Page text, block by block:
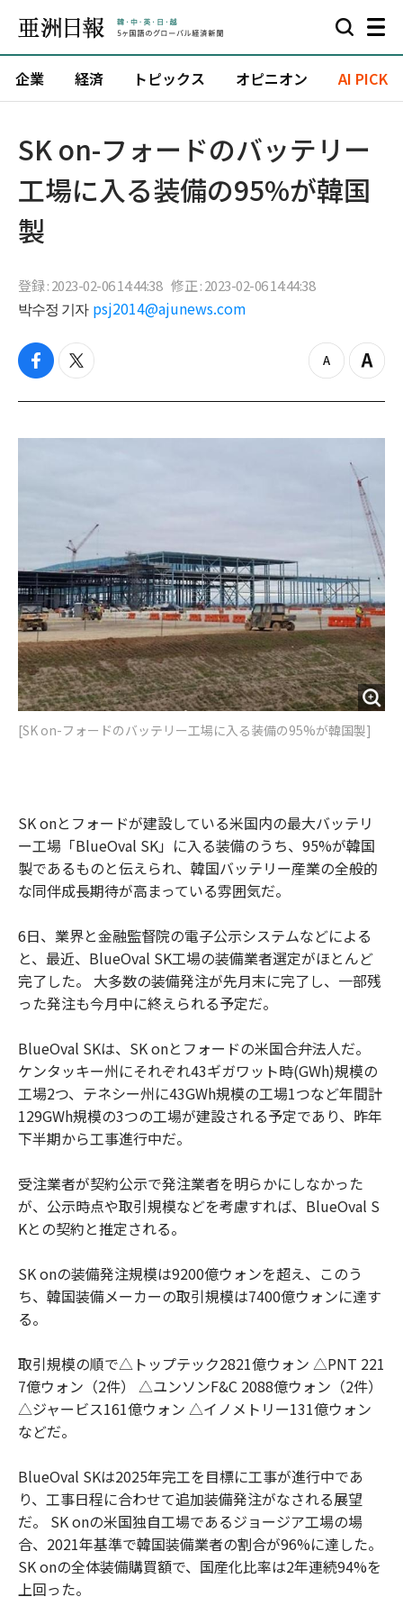
企業 経済 トピックス オピニオン AI PICK
SK on-フォードのバッテリー
工場に入る装備の95%が韓国
製
登録 : 2023-02-06 14:44:38 修正 : 2023-02-06 14:44:38
박수정 기자 psj2014@ajunews.com
f
c
b
t
i
t
z
o
o
Z
o
i
[SK on-フォードのバッテリー工場に入る装備の95%が韓国製]
SK onとフォードが建設している米国内の最大バッテリ
ー工場「BlueOval SK」に入る装備のうち、95%が韓国
製であるものと伝えられ、韓国バッテリー産業の全般的
な同伴成長期待が高まっている雰囲気だ。
6日、業界と金融監督院の電子公示システムなどによる
と、最近、BlueOval SK工場の装備業者選定がほとんど
完了した。 大多数の装備発注が先月末に完了し、一部残
った発注も今月中に終えられる予定だ。
BlueOval SKは、SK onとフォードの米国合弁法人だ。
ケンタッキー州にそれぞれ43ギガワット時(GWh)規模の
工場2つ、テネシー州に43GWh規模の工場1つなど年間計
129GWh規模の3つの工場が建設される予定であり、昨年
下半期から工事進行中だ。
受注業者が契約公示で発注業者を明らかにしなかった
が、公示時点や取引規模などを考慮すれば、BlueOval S
Kとの契約と推定される。
SK onの装備発注規模は9200億ウォンを超え、このう
ち、韓国装備メーカーの取引規模は7400億ウォンに達す
る。
取引規模の順で△トップテック2821億ウォン △PNT 221
7億ウォン（2件） △ユンソンF&C 2088億ウォン（2件）
△ジャービス161億ウォン △イノメトリー131億ウォン
などだ。
BlueOval SKは2025年完工を目標に工事が進行中であ
り、工事日程に合わせて追加装備発注がなされる展望
だ。 SK onの米国独自工場であるジョージア工場の場
合、2021年基準で韓国装備業者の割合が96%に達した。
SK onの全体装備購買額で、国産化比率は2年連続94%を
上回った。